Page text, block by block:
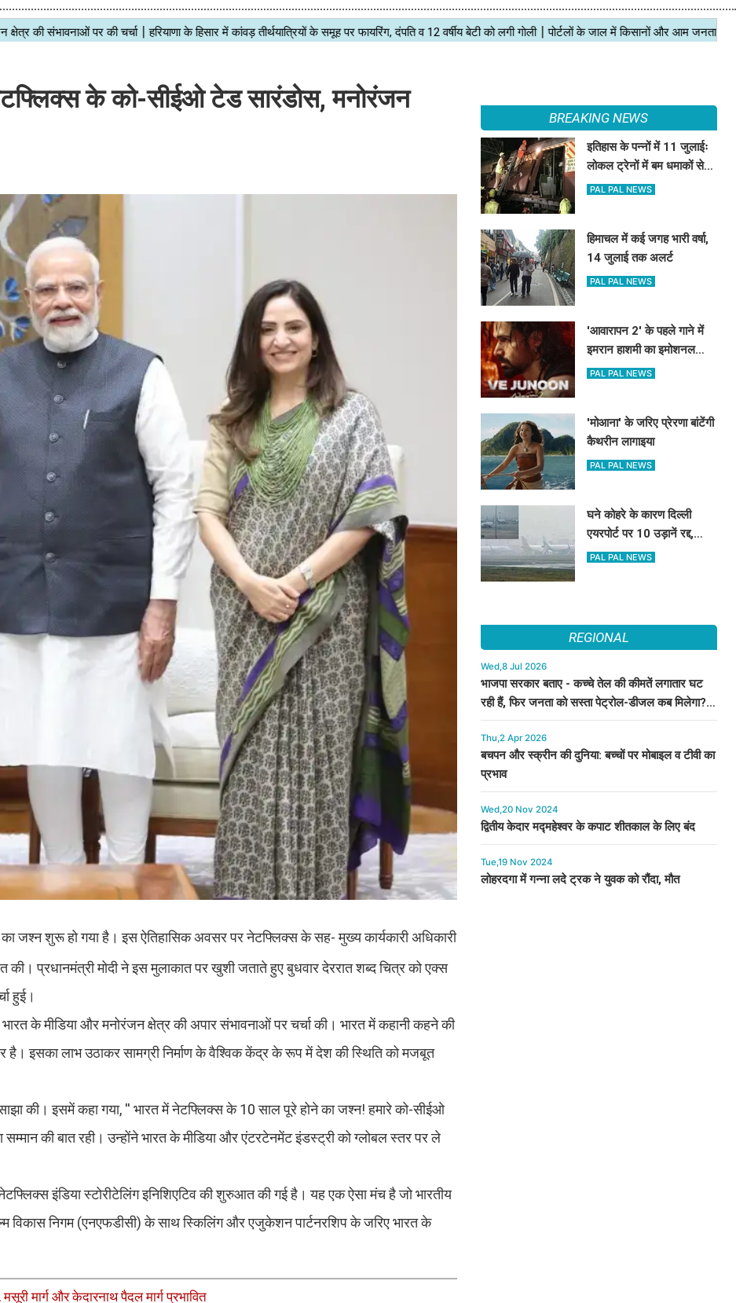
के को-सीईओ टेड सारंडोस, मनोरंजन
जश्न शुरू हो गया है। इस ऐतिहासिक अवसर पर नेटफ्लिक्स के सह- मुख्य कार्यकारी अधिकारी
प्रधानमंत्री मोदी ने इस मुलाकात पर खुशी जताते हुए बुधवार देररात शब्द चित्र को एक्स
हुई।
के मीडिया और मनोरंजन क्षेत्र की अपार संभावनाओं पर चर्चा की। भारत में कहानी कहने की
है। इसका लाभ उठाकर सामग्री निर्माण के वैश्विक केंद्र के रूप में देश की स्थिति को मजबूत
की। इसमें कहा गया, '' भारत में नेटफ्लिक्स के 10 साल पूरे होने का जश्न! हमारे को-सीईओ
सम्मान की बात रही। उन्होंने भारत के मीडिया और एंटरटेनमेंट इंडस्ट्री को ग्लोबल स्तर पर ले
इंडिया स्टोरीटेलिंग इनिशिएटिव की शुरुआत की गई है। यह एक ऐसा मंच है जो भारतीय
विकास निगम (एनएफडीसी) के साथ स्किलिंग और एजुकेशन पार्टनरशिप के जरिए भारत के
मार्ग और केदारनाथ पैदल मार्ग प्रभावित
BREAKING NEWS
इतिहास के पन्नों में 11 जुलाईः
लोकल ट्रेनों में बम धमाकों से
दहल गई मुंबई, 189 की मौत
PAL PAL NEWS
हिमाचल में कई जगह भारी वर्षा,
14 जुलाई तक अलर्ट
PAL PAL NEWS
'आवारापन 2' के पहले गाने में
इमरान हाशमी का इमोशनल
अवतार
PAL PAL NEWS
'मोआना' के जरिए प्रेरणा बांटेंगी
कैथरीन लागाइया
PAL PAL NEWS
घने कोहरे के कारण दिल्ली
एयरपोर्ट पर 10 उड़ानें रद्द,
270 से अधिक में देरी
PAL PAL NEWS
REGIONAL
Wed,8 Jul 2026
भाजपा सरकार बताए - कच्चे तेल की कीमतें लगातार घट
रही हैं, फिर जनता को सस्ता पेट्रोल-डीजल कब मिलेगा? :
कुमारी सैलजा
Thu,2 Apr 2026
बचपन और स्क्रीन की दुनिया: बच्चों पर मोबाइल व टीवी का
प्रभाव
Wed,20 Nov 2024
द्वितीय केदार मद्महेश्वर के कपाट शीतकाल के लिए बंद
Tue,19 Nov 2024
लोहरदगा में गन्ना लदे ट्रक ने युवक को रौंदा, मौत